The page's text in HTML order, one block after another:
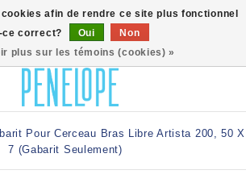
Pour Cerceau Bras Libre Artista 200, 50 X
7 (gabarit Seulement)
afin de rendre ce site plus fonctionnel
ce correct?
Oui
Non
plus sur les témoins (cookies) »